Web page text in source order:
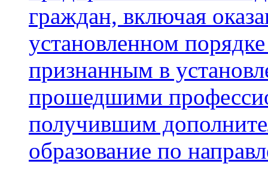
граждан, включая
установленном
признанным в
прошедшими
получившим
образование по